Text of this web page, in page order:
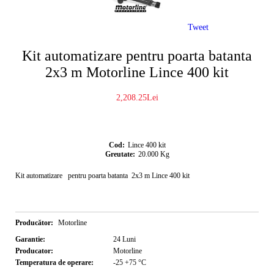
Kit automatizare pentru poarta batanta
2x3 m Motorline Lince 400 kit
2,208.25Lei
Cod: Lince 400 kit
Greutate: 20.000 Kg
Kit automatizare pentru poarta batanta 2x3 m Lince 400 kit
Producător:
Motorline
Garantie:
24 Luni
Producator:
Motorline
Temperatura de operare:
-25 +75 °C
Tweet